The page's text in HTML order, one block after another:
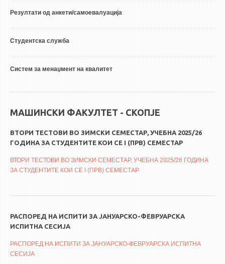
Резултати од анкети/самоевалуација
Студентска служба
Систем за менаџмент на квалитет
МАШИНСКИ ФАКУЛТЕТ - СКОПЈЕ
ВТОРИ ТЕСТОВИ ВО ЗИМСКИ СЕМЕСТАР, УЧЕБНА 2025/26
ГОДИНА ЗА СТУДЕНТИТЕ КОИ СЕ I (ПРВ) СЕМЕСТАР
ВТОРИ ТЕСТОВИ ВО ЗИМСКИ СЕМЕСТАР, УЧЕБНА 2025/26 ГОДИНА
ЗА СТУДЕНТИТЕ КОИ СЕ I (ПРВ) СЕМЕСТАР
РАСПОРЕД НА ИСПИТИ ЗА ЈАНУАРСКО-ФЕВРУАРСКА
ИСПИТНА СЕСИЈА
РАСПОРЕД НА ИСПИТИ ЗА ЈАНУАРСКО-ФЕВРУАРСКА ИСПИТНА
СЕСИЈА